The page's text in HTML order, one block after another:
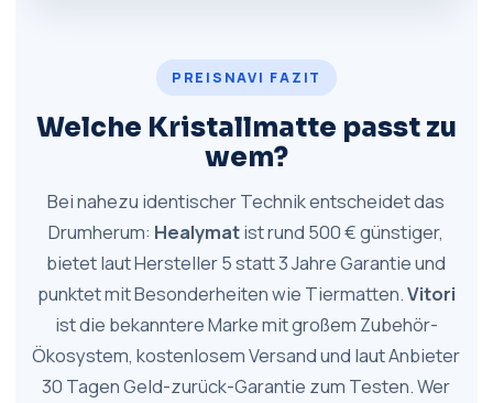
PREISNAVI FAZIT
Welche Kristallmatte passt zu
wem?
Bei nahezu identischer Technik entscheidet das
Drumherum: Healymatist rund 500 € günstiger,
bietet laut Hersteller 5 statt 3 Jahre Garantie und
punktet mit Besonderheiten wie Tiermatten.Vitori
ist die bekanntere Marke mit großem Zubehör-
Ökosystem, kostenlosem Versand und laut Anbieter
30 Tagen Geld-zurück-Garantie zum Testen. Wer